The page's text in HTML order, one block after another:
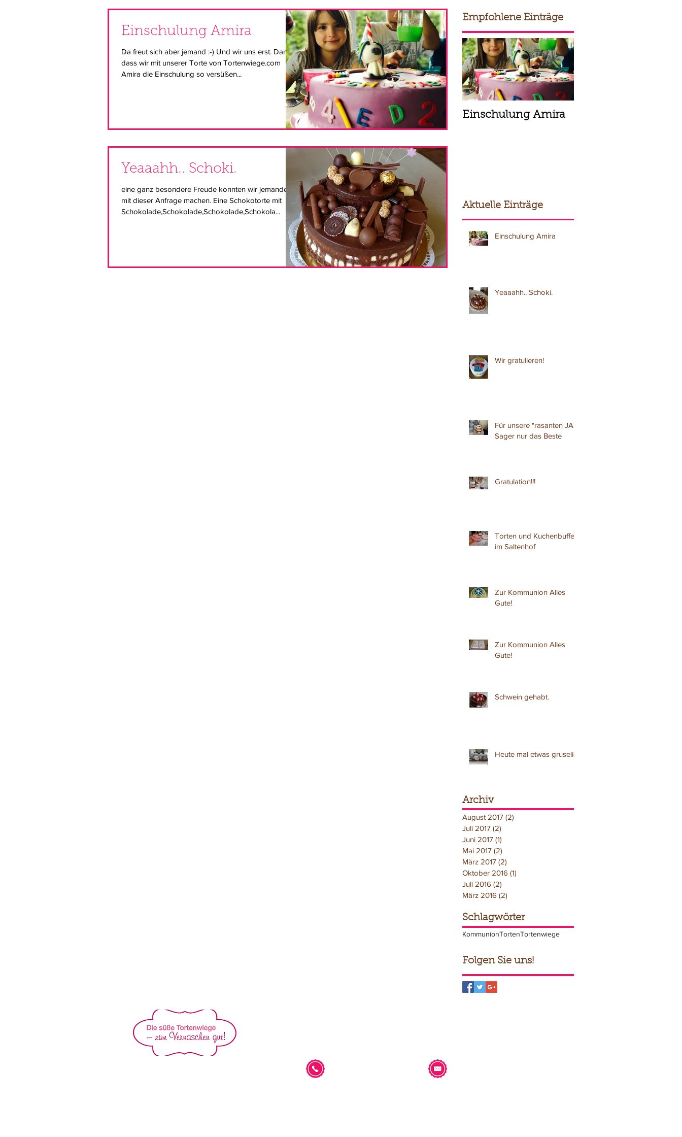
Einschulung Amira
Da freut sich aber jemand :-) Und wir uns erst. Danke,
dass wir mit unserer Torte von Tortenwiege.com
Amira die Einschulung so versüßen...
Yeaaahh.. Schoki.
eine ganz besondere Freude konnten wir jemanden
mit dieser Anfrage machen. Eine Schokotorte mit
Schokolade,Schokolade,Schokolade,Schokola...
Empfohlene Einträge
Einschulung Amira
Aktuelle Einträge
Einschulung Amira
Yeaaahh.. Schoki.
Wir gratulieren!
Für unsere "rasanten JA"
Sager nur das Beste
Gratulation!!!
Torten und Kuchenbuffet
im Saltenhof
Zur Kommunion Alles
Gute!
Zur Kommunion Alles
Gute!
Schwein gehabt.
Heute mal etwas gruselig
Archiv
August 2017 (2)
Juli 2017 (2)
Juni 2017 (1)
Mai 2017 (2)
März 2017 (2)
Oktober 2016 (1)
Juli 2016 (2)
März 2016 (2)
Schlagwörter
KommunionTortenTortenwiege
Folgen Sie uns!